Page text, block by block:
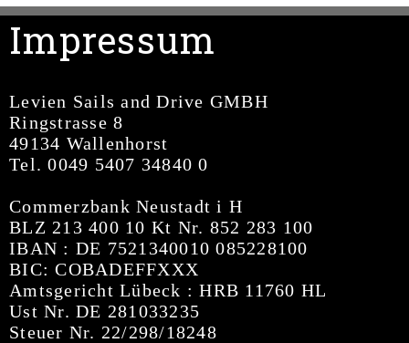
Impressum
Levien Sails and Drive GMBH
Ringstrasse 8
49134 Wallenhorst
Tel. 0049 5407 34840 0
Commerzbank Neustadt i H
BLZ 213 400 10 Kt Nr. 852 283 100
IBAN : DE 7521340010 085228100
BIC: COBADEFFXXX
Amtsgericht Lübeck : HRB 11760 HL
Ust Nr. DE 281033235
Steuer Nr. 22/298/18248